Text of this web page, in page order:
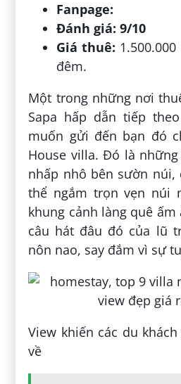
Fanpage:
Đánh giá: 9/10
Giá thuê:
đêm.
Một trong những nơi
Sapa hấp dẫn tiếp
muốn gửi đến bạn đó
House villa. Đó là
nhấp nhô bên sườn núi,
thể ngắm trọn vẹn núi
khung cảnh làng quê
câu hát đâu đó của lũ
nôn nao, say đắm vì sự
View khiến các du
về